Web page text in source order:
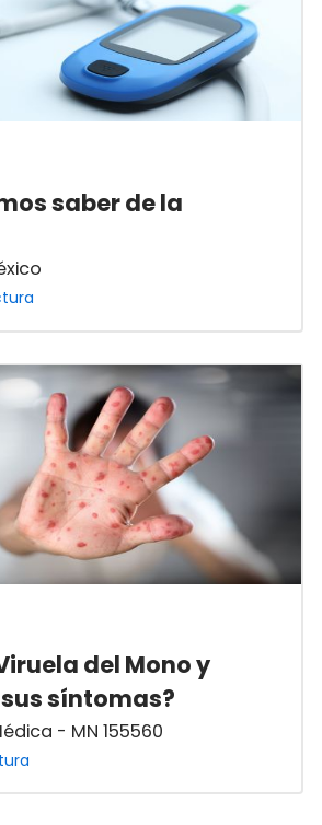
saber de la
del Mono y
síntomas?
- MN 155560